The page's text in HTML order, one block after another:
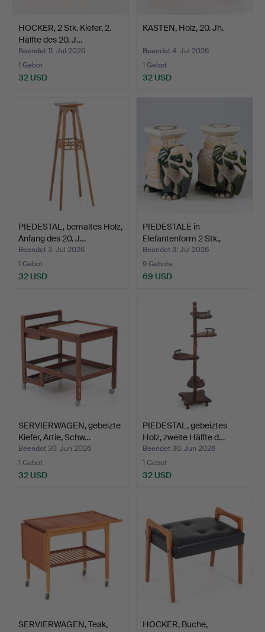
HOCKER, 2 Stk. Kiefer, 2.
Hälfte des 20. J…
Beendet 11. Jul 2026
1 Gebot
32 USD
KASTEN, Holz, 20. Jh.
Beendet 4. Jul 2026
1 Gebot
32 USD
PIEDESTAL, bemaltes Holz,
Anfang des 20. J…
Beendet 3. Jul 2026
1 Gebot
32 USD
PIEDESTALE in
Elefantenform 2 Stk.,
Porzel…
Beendet 3. Jul 2026
9 Gebote
69 USD
SERVIERWAGEN, gebeizte
Kiefer, Artie, Schw…
Beendet 30. Jun 2026
1 Gebot
32 USD
PIEDESTAL, gebeiztes
Holz, zweite Hälfte d…
Beendet 30. Jun 2026
1 Gebot
32 USD
SERVIERWAGEN, Teak,
HOCKER, Buche,